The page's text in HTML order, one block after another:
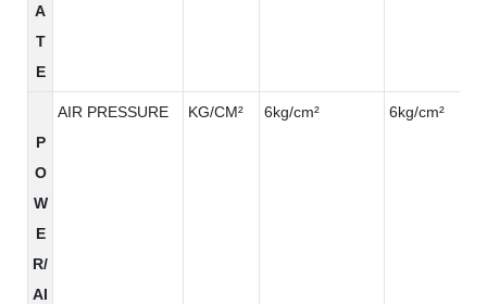
A
T
E
P
O
W
E
R/
AI
AIR PRESSURE KG/CM² 6kg/cm² 6kg/cm²